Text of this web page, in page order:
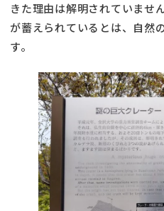
きた理由は解明されていませ
が蓄えられているとは、自然
す。